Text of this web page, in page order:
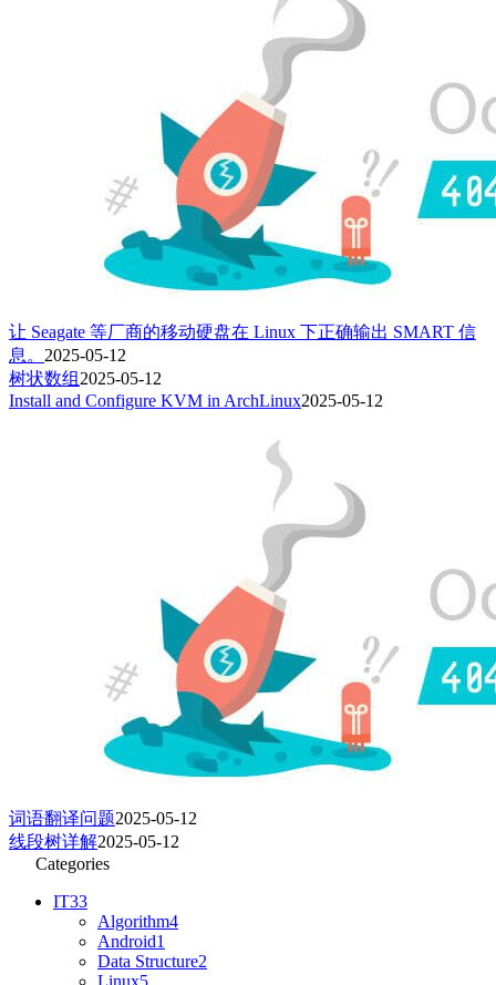
让 Seagate 等厂商的移动硬盘在 Linux 下正确输出 SMART 信
息。 2025-05-12
树状数组 2025-05-12
Install and Configure KVM in ArchLinux2025-05-12
词语翻译问题2025-05-12
线段树详解2025-05-12
Categories
IT33
Algorithm4
Android1
Data Structure2
Linux5